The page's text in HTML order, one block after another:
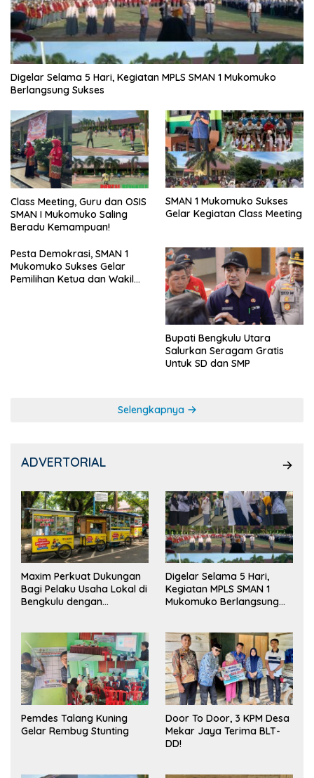
Digelar Selama 5 Hari, Kegiatan MPLS SMAN 1 Mukomuko
Berlangsung Sukses
Class Meeting, Guru dan OSIS
SMAN I Mukomuko Saling
Beradu Kemampuan!
SMAN 1 Mukomuko Sukses
Gelar Kegiatan Class Meeting
Pesta Demokrasi, SMAN 1
Mukomuko Sukses Gelar
Pemilihan Ketua dan Wakil
Bupati Bengkulu Utara
Salurkan Seragam Gratis
Untuk SD dan SMP
Selengkapnya
ADVERTORIAL
Maxim Perkuat Dukungan
Bagi Pelaku Usaha Lokal di
Bengkulu dengan
Pasar
Digelar Selama 5 Hari,
Kegiatan MPLS SMAN 1
Mukomuko Berlangsung
Pemdes Talang Kuning
Gelar Rembug Stunting
Door To Door, 3 KPM Desa
Mekar Jaya Terima BLT-
DD!